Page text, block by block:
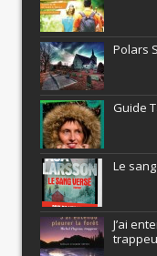
Polars
Guide
Le
J’ai